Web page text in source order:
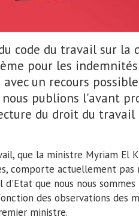
code du travail sur la
pour les
un recours
publions l'avant
du droit du
que la ministre Myriam El
comporte actuellement pas
d'Etat que nous nous
des observations des
ministre.